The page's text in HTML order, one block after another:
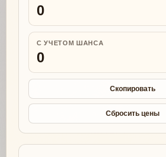
0
С УЧЕТОМ ШАНСА
0
Скопировать
Сбросить цены